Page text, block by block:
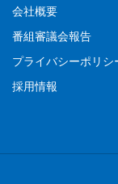
会社概要
番組審議会報告
プライバシーポリシ
採用情報